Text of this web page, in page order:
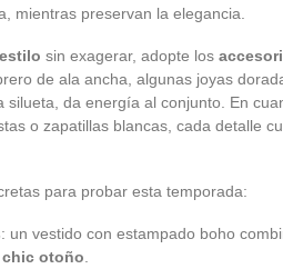
mientras preservan la elegancia.
sin exagerar, adopte los
de ala ancha, algunas joyas
silueta, da energía al conjunto. En
o zapatillas blancas, cada detalle
para probar esta temporada:
: un vestido con estampado boho
otoño